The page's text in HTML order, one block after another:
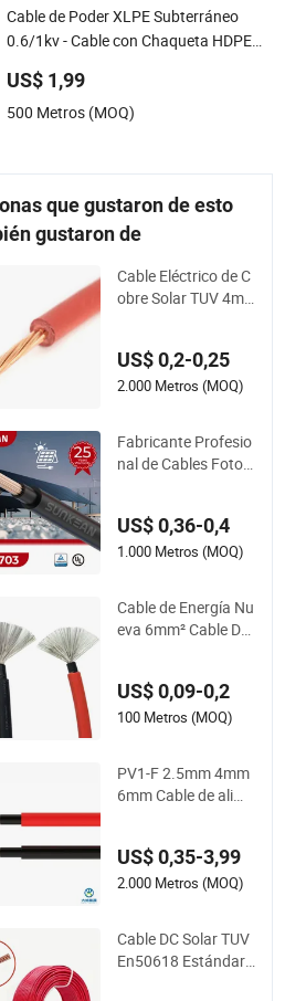
Cable de Poder XLPE Subterráneo
0.6/1kv - Cable con Chaqueta HDPE
Granjas Solares
US$ 1,99
500 Metros (MOQ)
que gustaron de esto
gustaron de
Cable Eléctrico de C
obre Solar TUV 4m
o de Energía PV En5
0618 UL4703 Cable
US$ 0,2-0,25
2.000 Metros (MOQ)
Fabricante Profesio
nal de Cables Fotov
re Xlpo para Proyec
tos de Plantas Solar
US$ 0,36-0,4
1.000 Metros (MOQ)
Cable de Energía Nu
eva 6mm² Cable DC
Sistemas Fotovoltai
cos
US$ 0,09-0,2
100 Metros (MOQ)
PV1-F 2.5mm 4mm
6mm Cable de alime
fotovoltaico Rojo y
negro Cable de cobr
US$ 0,35-3,99
2.000 Metros (MOQ)
Cable DC Solar TUV
En50618 Estándar